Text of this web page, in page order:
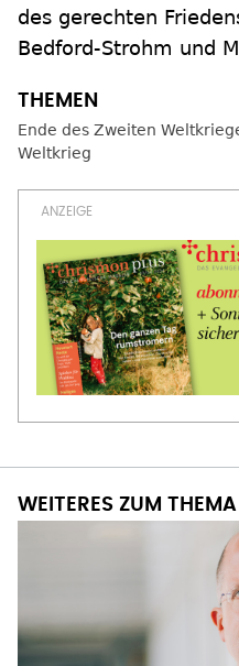
des gerechten
Bedford-Strohm und
Ende des Zweiten
Weltkrieg
WEITERES ZUM THEMA